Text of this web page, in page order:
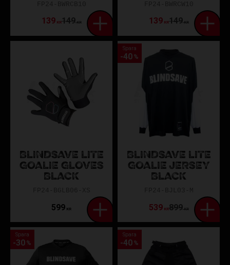
139KR149KR 139KR149KR
BLINDSAVE LITE
GOALIE GLOVES
BLACK
599 KR
BLINDSAVE LITE
GOALIE JERSEY
BLACK
539KR899KR
Spara
40 %
Spara
30 %
Spara
40 %